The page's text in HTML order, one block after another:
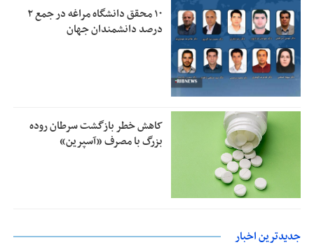
۱۰ محقق دانشگاه مراغه در جمع ۲
درصد دانشمندان جهان
کاهش خطر بازگشت سرطان روده
بزرگ با مصرف «آسپرین»
جدیدترین اخبار